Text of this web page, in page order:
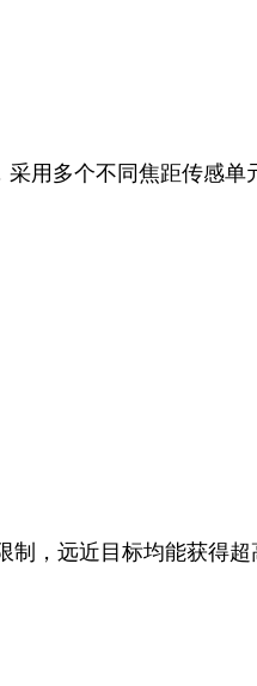
用多个不同焦距传感单
，远近目标均能获得超